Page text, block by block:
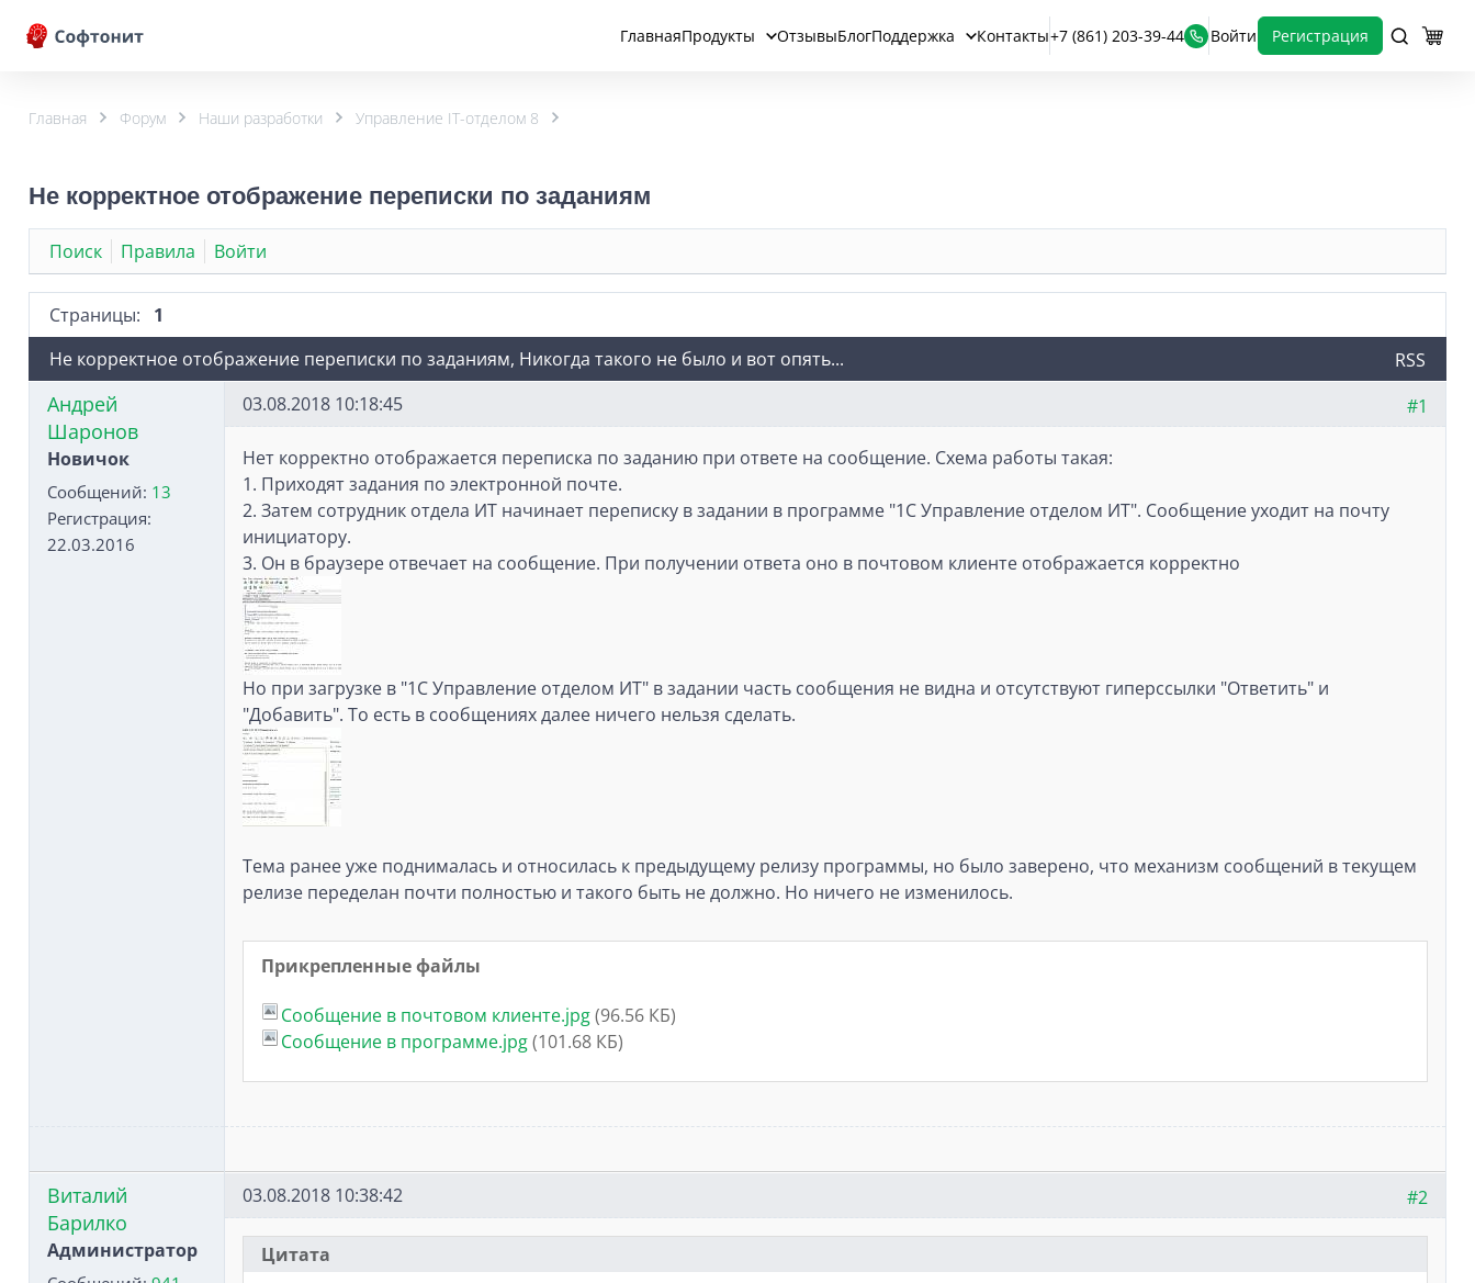
ГлавнаяПродукты ОтзывыБлогПоддержка Контакты+7 (861) 203-39-44 Войти Регистрация
Главная Форум Наши разработки Управление IT-отделом 8
Не корректное отображение переписки по заданиям
Поиск Правила Войти
Страницы:
1
RSS
Не корректное отображение переписки по заданиям, Никогда такого не было и вот опять...
Андрей
Шаронов
Новичок
Сообщений: 13
Регистрация:
22.03.2016
#1
03.08.2018 10:18:45
Нет корректно отображается переписка по заданию при ответе на сообщение. Схема работы такая:
1. Приходят задания по электронной почте.
2. Затем сотрудник отдела ИТ начинает переписку в задании в программе "1С Управление отделом ИТ". Сообщение уходит на почту
инициатору.
3. Он в браузере отвечает на сообщение. При получении ответа оно в почтовом клиенте отображается корректно
Но при загрузке в "1С Управление отделом ИТ" в задании часть сообщения не видна и отсутствуют гиперссылки "Ответить" и
"Добавить". То есть в сообщениях далее ничего нельзя сделать.
Тема ранее уже поднималась и относилась к предыдущему релизу программы, но было заверено, что механизм сообщений в текущем
релизе переделан почти полностью и такого быть не должно. Но ничего не изменилось.
Прикрепленные файлы
Сообщение в почтовом клиенте.jpg(96.56 КБ)
Сообщение в программе.jpg(101.68 КБ)
Виталий
Барилко
Администратор
#2
03.08.2018 10:38:42
Цитата